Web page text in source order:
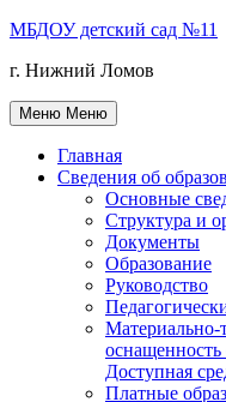
Перейти
содержимому
МБДОУ детский сад №11
г. Нижний Ломов
Меню Меню
Главная
Сведения об
Основные
Структура и
Документы
Образование
Руководство
Материально-
оснащенность
Доступная
Платные